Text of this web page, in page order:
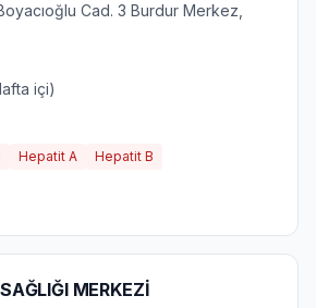
Cad. 3 Burdur Merkez,
içi)
Hepatit A Hepatit B
MERKEZİ